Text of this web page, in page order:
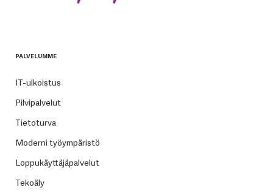
PALVELUMME
IT-ulkoistus
Pilvipalvelut
Tietoturva
Moderni työympäristö
Loppukäyttäjäpalvelut
Tekoäly